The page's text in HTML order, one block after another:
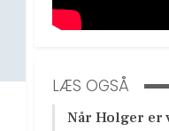
LÆS OGSÅ
Når Holger er